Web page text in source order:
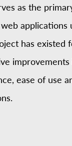
as the
applications
has existed
ease of use